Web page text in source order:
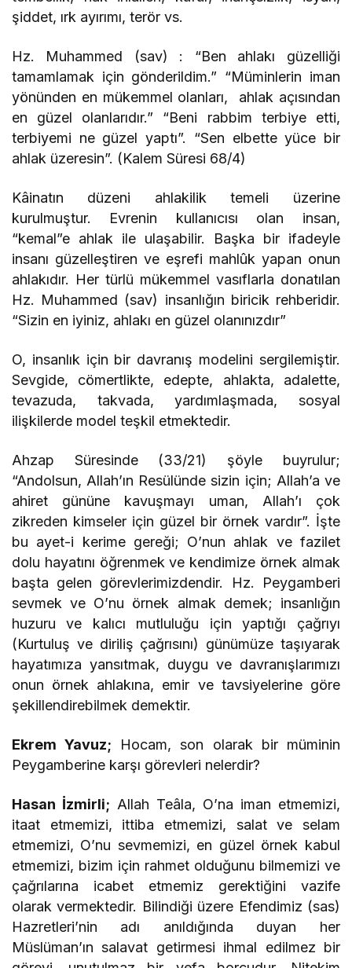
şiddet, ırk ayırımı, terör vs.
Hz. Muhammed (sav) : “Ben ahlakı güzelliği
tamamlamak için gönderildim.” “Müminlerin iman
yönünden en mükemmel olanları, ahlak açısından
en güzel olanlarıdır.” “Beni rabbim terbiye etti,
terbiyemi ne güzel yaptı”. “Sen elbette yüce bir
ahlak üzeresin”. (Kalem Süresi 68/4)
Kâinatın düzeni ahlakilik temeli üzerine
kurulmuştur. Evrenin kullanıcısı olan insan,
“kemal”e ahlak ile ulaşabilir. Başka bir ifadeyle
insanı güzelleştiren ve eşrefi mahlûk yapan onun
ahlakıdır. Her türlü mükemmel vasıflarla donatılan
Hz. Muhammed (sav) insanlığın biricik rehberidir.
“Sizin en iyiniz, ahlakı en güzel olanınızdır”
O, insanlık için bir davranış modelini sergilemiştir.
Sevgide, cömertlikte, edepte, ahlakta, adalette,
tevazuda, takvada, yardımlaşmada, sosyal
ilişkilerde model teşkil etmektedir.
Ahzap Süresinde (33/21) şöyle buyrulur;
“Andolsun, Allah’ın Resülünde sizin için; Allah’a ve
ahiret gününe kavuşmayı uman, Allah’ı çok
zikreden kimseler için güzel bir örnek vardır”. İşte
bu ayet-i kerime gereği; O’nun ahlak ve fazilet
dolu hayatını öğrenmek ve kendimize örnek almak
başta gelen görevlerimizdendir. Hz. Peygamberi
sevmek ve O’nu örnek almak demek; insanlığın
huzuru ve kalıcı mutluluğu için yaptığı çağrıyı
(Kurtuluş ve diriliş çağrısını) günümüze taşıyarak
hayatımıza yansıtmak, duygu ve davranışlarımızı
onun örnek ahlakına, emir ve tavsiyelerine göre
şekillendirebilmek demektir.
Ekrem Yavuz; Hocam, son olarak bir müminin
Peygamberine karşı görevleri nelerdir?
Hasan İzmirli; Allah Teâla, O’na iman etmemizi,
itaat etmemizi, ittiba etmemizi, salat ve selam
etmemizi, O’nu sevmemizi, en güzel örnek kabul
etmemizi, bizim için rahmet olduğunu bilmemizi ve
çağrılarına icabet etmemiz gerektiğini vazife
olarak vermektedir. Bilindiği üzere Efendimiz (sas)
Hazretleri’nin adı anıldığında duyan her
Müslüman’ın salavat getirmesi ihmal edilmez bir